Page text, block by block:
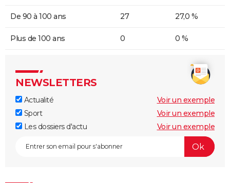
De 90 à 100 ans 27 27,0 %
Plus de 100 ans 0 0 %
NEWSLETTERS
Actualité
Voir un exemple
Sport
Voir un exemple
Les dossiers d'actu
Voir un exemple